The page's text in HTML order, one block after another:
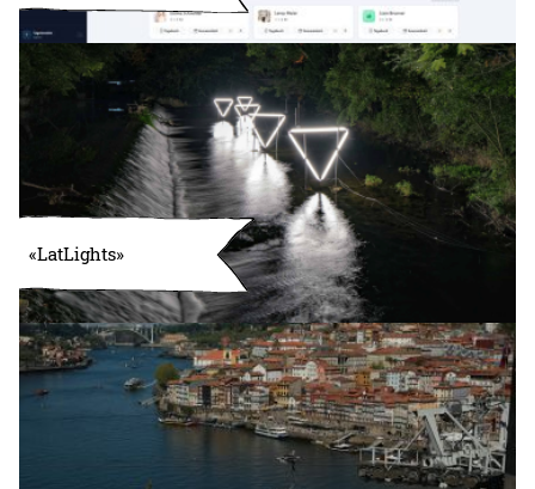
«LatLights»